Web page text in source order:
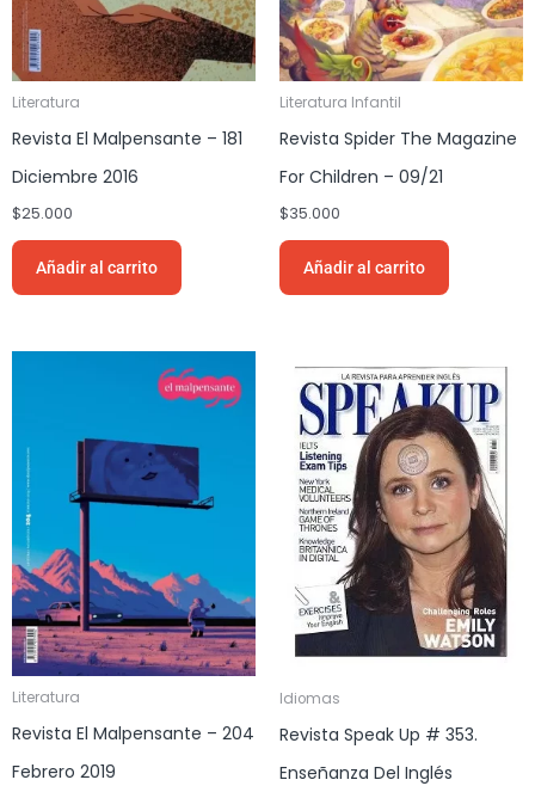
Literatura
Revista El Malpensante – 181
Diciembre 2016
$25.000
Añadir al carrito
Literatura Infantil
Revista Spider The Magazine
For Children – 09/21
$35.000
Añadir al carrito
Literatura
Revista El Malpensante – 204
Febrero 2019
Idiomas
Revista Speak Up # 353.
Enseñanza Del Inglés